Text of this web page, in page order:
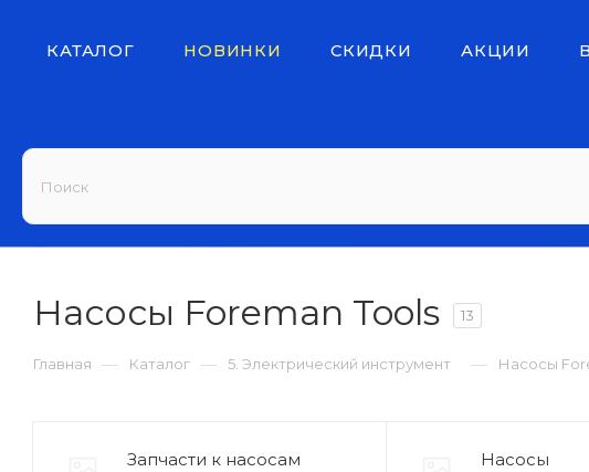
КАТАЛОГ НОВИНКИ СКИДКИ АКЦИИ
Насосы Foreman Tools 13
Главная — Каталог — 5. Электрический инструмент — Насосы
Запчасти к насосам Насосы